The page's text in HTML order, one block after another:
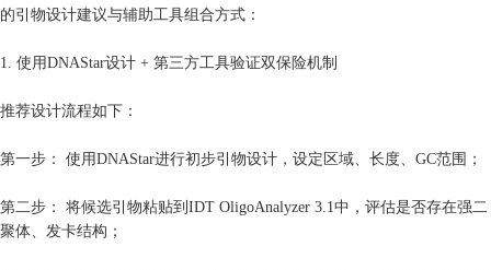
的引物设计建议与辅助工具组合方式：
1. 使用DNAStar设计 + 第三方工具验证双保险机制
推荐设计流程如下：
第一步： 使用DNAStar进行初步引物设计，设定区域、长度、GC范围；
第二步： 将候选引物粘贴到IDT OligoAnalyzer 3.1中，评估是否存在强二
聚体、发卡结构；